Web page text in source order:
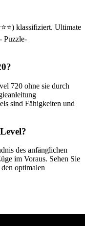
klassifiziert. Ultimate
Puzzle-
720 ohne sie durch
sind Fähigkeiten und
des anfänglichen
im Voraus. Sehen Sie
optimalen